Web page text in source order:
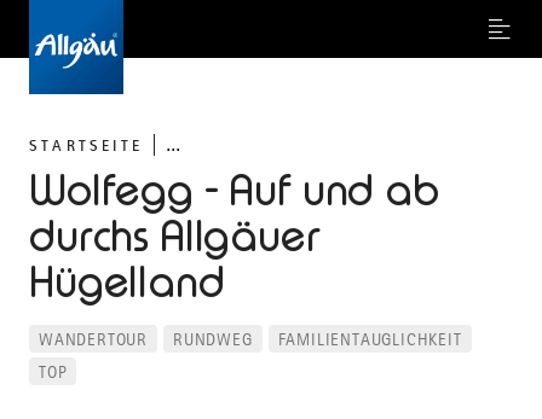
Menu
STARTSEITE ...
Wolfegg - Auf und ab
durchs Allgäuer
Hügelland
WANDERTOUR RUNDWEG
FAMILIENTAUGLICHKEIT
TOP